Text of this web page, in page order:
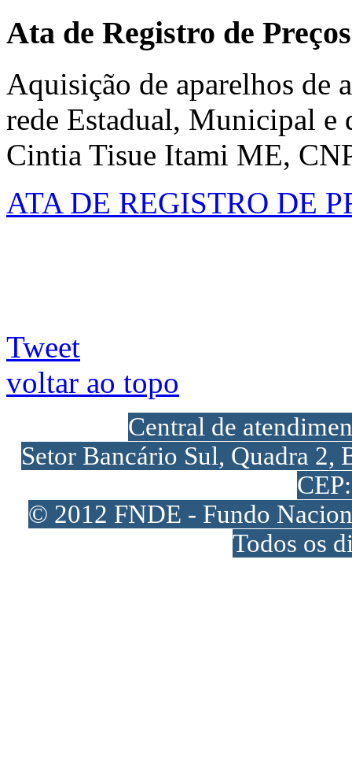
Ata de Registro de
Aquisição de aparelhos de
rede Estadual, Municipal e
Cintia Tisue Itami ME,
ATA DE REGISTRO DE
Tweet
voltar ao topo
Central de
Setor Bancário Sul, Quadra
© 2012 FNDE - Fundo
Todos os